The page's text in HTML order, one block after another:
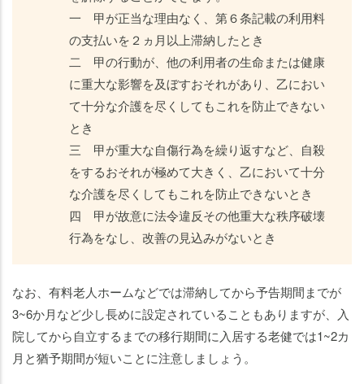
一 甲が正当な理由なく、第６条記載の利用料
の支払いを２ヵ月以上滞納したとき
二 甲の行動が、他の利用者の生命または健康
に重大な影響を及ぼすおそれがあり、乙におい
て十分な介護を尽くしてもこれを防止できない
とき
三 甲が重大な自傷行為を繰り返すなど、自殺
をするおそれが極めて大きく、乙において十分
な介護を尽くしてもこれを防止できないとき
四 甲が故意に法令違反その他重大な秩序破壊
行為をなし、改善の見込みがないとき
なお、有料老人ホームなどでは滞納してから予告期間までが
3~6か月など少し長めに設定されていることもありますが、入
院してから自立するまでの移行期間に入居する老健では1~2カ
月と猶予期間が短いことに注意しましょう。